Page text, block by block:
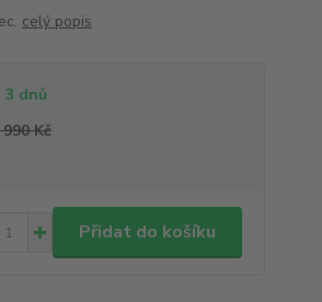
celý popis
3 dnů
Kč
Přidat do košíku